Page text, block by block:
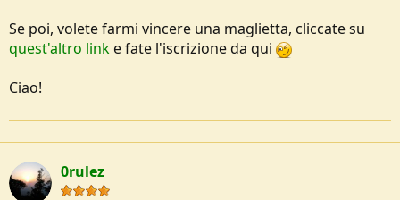
Se poi, volete farmi vincere una maglietta, cliccate su
quest'altro linke fate l'iscrizione da qui
Ciao!
0rulez